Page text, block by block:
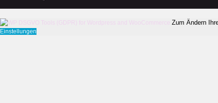
Zum Ändern
Einstellungen